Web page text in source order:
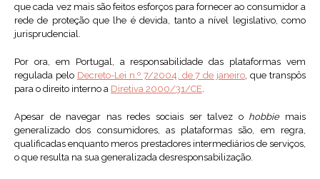
que cada vez mais são feitos esforços para fornecer ao consumidor a
rede de proteção que lhe é devida, tanto a nível legislativo, como
jurisprudencial.
Por ora, em Portugal, a responsabilidade das plataformas vem
regulada pelo Decreto-Lei n.º 7/2004, de 7 de janeiro, que transpôs
para o direito interno a Diretiva 2000/31/CE.
Apesar de navegar nas redes sociais ser talvez o hobbiemais
generalizado dos consumidores, as plataformas são, em regra,
qualificadas enquanto meros prestadores intermediários de serviços,
o que resulta na sua generalizada desresponsabilização.